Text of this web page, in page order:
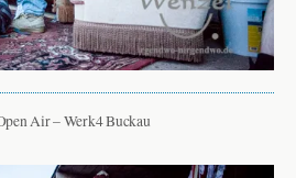
Air – Werk4 Buckau